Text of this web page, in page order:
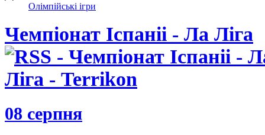
Олімпійські ігри
Чемпіонат Іспаніі - Ла Ліга
08 серпня